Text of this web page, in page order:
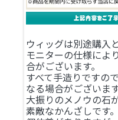
ウィッグは別途購入
モニターの仕様によ
合がございます。
すべて手造りですの
なる場合がございます
大振りのメノウの石
素敵なかんざしです。